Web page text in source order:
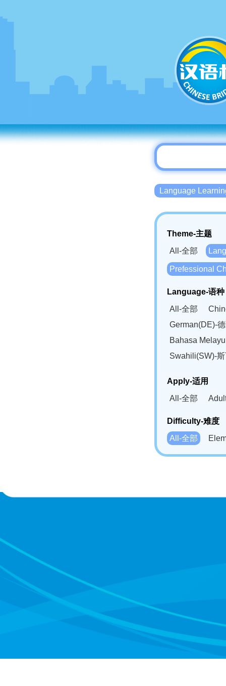
Language
Theme-主题
All-全部
Prefessional
Language-语种
All-全部
German(DE)-
Bahasa
Swahili(SW)-
Apply-适用
All-全部
Difficulty-难度
All-全部